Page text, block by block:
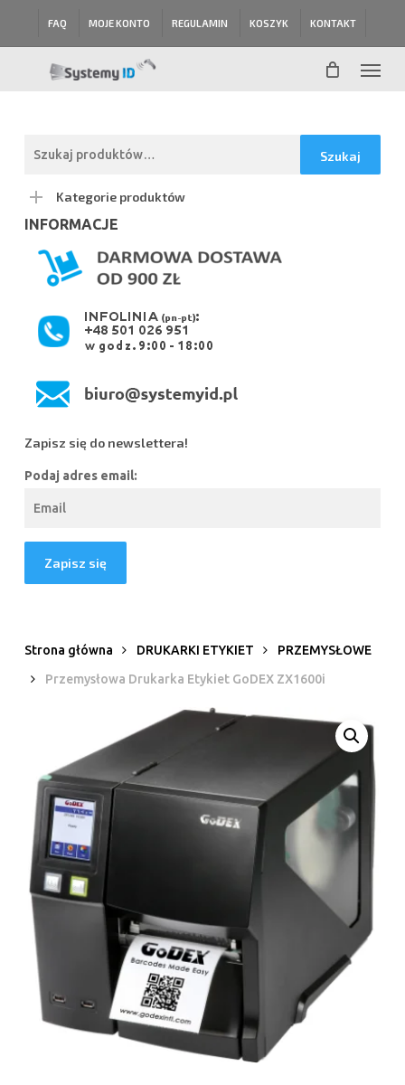
FAQ MOJE KONTO REGULAMIN KOSZYK KONTAKT
Menu
Szukaj
Kategorie produktów
INFORMACJE
Zapisz się do newslettera!
Podaj adres email:
Strona główna DRUKARKI ETYKIET
PRZEMYSŁOWE
Przemysłowa Drukarka Etykiet GoDEX ZX1600i